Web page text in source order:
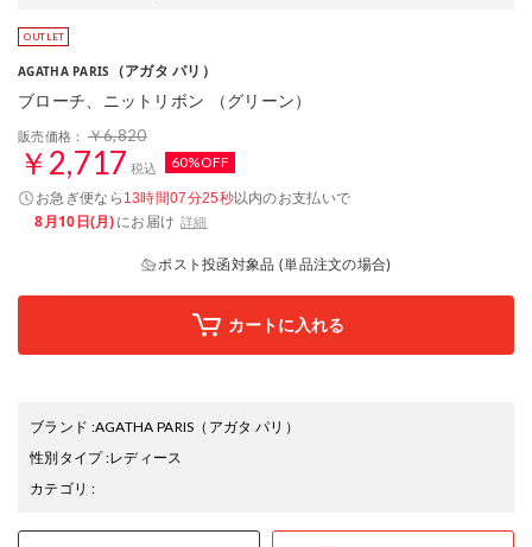
AGATHA PARIS （アガタ パリ）
ブローチ、ニットリボン （グリーン）
販売価格： ￥6,820
￥2,717 税込 60%OFF
お急ぎ便なら 13時間07分24秒以内のお支払いで
8月10日(月)にお届け 詳細
ポスト投函対象品 (単品注文の場合)
カートに入れる
ブランド :AGATHA PARIS （アガタ パリ）
性別タイプ:レディース
カテゴリ :